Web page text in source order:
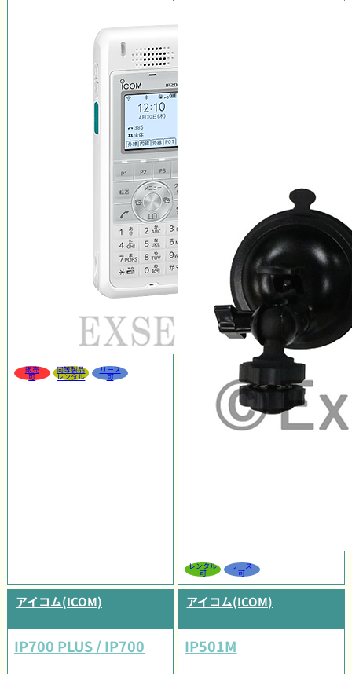
販売
可
同等製品
レンタル
リース
可
レンタル
可
リース
可
アイコム(ICOM)
IP700 PLUS / IP700
アイコム(ICOM)
IP501M